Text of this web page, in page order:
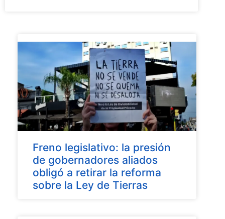
Freno legislativo: la presión
de gobernadores aliados
obligó a retirar la reforma
sobre la Ley de Tierras